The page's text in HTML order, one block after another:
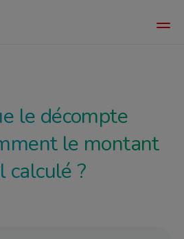
Main
le décompte
le montant
calculé ?